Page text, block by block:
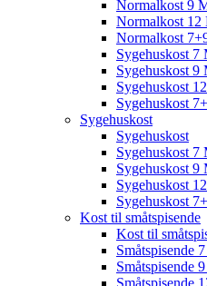
Normalkost 9
Normalkost 12
Normalkost
Sygehuskost 7
Sygehuskost 9
Sygehuskost
Sygehuskost
Sygehuskost
Sygehuskost
Sygehuskost 7
Sygehuskost 9
Sygehuskost
Sygehuskost
Kost til småtspisende
Kost til
Småtspisende
Småtspisende
Småtspisende